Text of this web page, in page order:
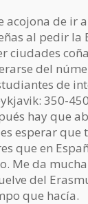
acojona de ir
al pedir la
ciudades
del
de
350-
hay que
esperar que
que en
Me da
del
que hacía.